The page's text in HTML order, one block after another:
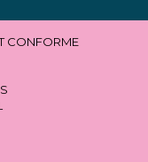
CONFORME